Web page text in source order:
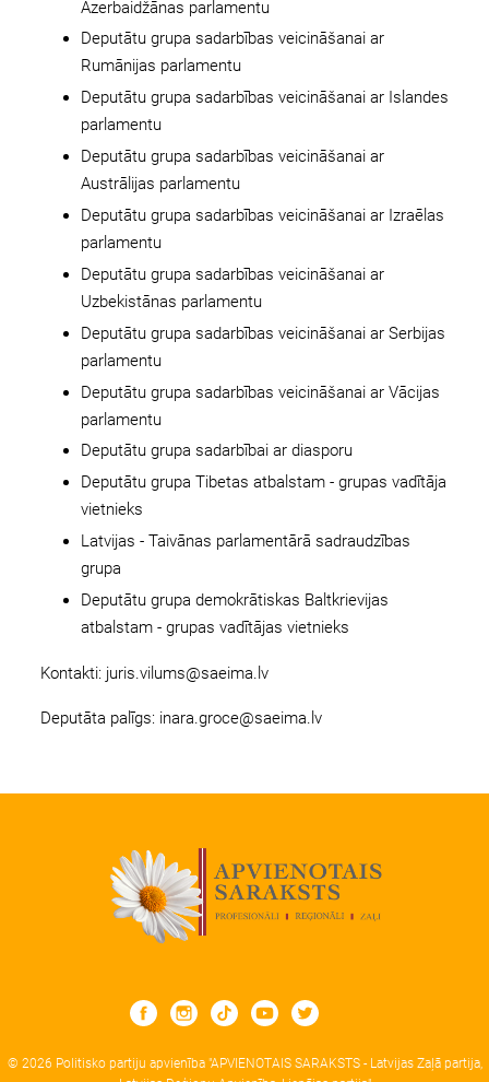
Azerbaidžānas parlamentu
Deputātu grupa sadarbības veicināšanai ar
Rumānijas parlamentu
Deputātu grupa sadarbības veicināšanai ar Islandes
parlamentu
Deputātu grupa sadarbības veicināšanai ar
Austrālijas parlamentu
Deputātu grupa sadarbības veicināšanai ar Izraēlas
parlamentu
Deputātu grupa sadarbības veicināšanai ar
Uzbekistānas parlamentu
Deputātu grupa sadarbības veicināšanai ar Serbijas
parlamentu
Deputātu grupa sadarbības veicināšanai ar Vācijas
parlamentu
Deputātu grupa sadarbībai ar diasporu
Deputātu grupa Tibetas atbalstam - grupas vadītāja
vietnieks
Latvijas - Taivānas parlamentārā sadraudzības
grupa
Deputātu grupa demokrātiskas Baltkrievijas
atbalstam - grupas vadītājas vietnieks
Kontakti: juris.vilums@saeima.lv
Deputāta palīgs: inara.groce@saeima.lv
© 2026 Politisko partiju apvienība "APVIENOTAIS SARAKSTS - Latvijas Zaļā partija,